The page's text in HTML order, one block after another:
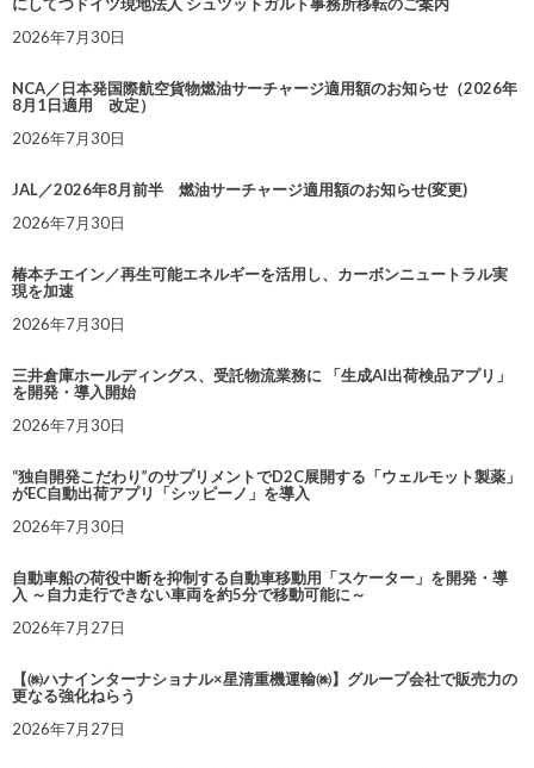
2026年7月30日
NCA／日本発国際航空貨物燃油サーチャージ適用額のお知らせ（2026年
8月1日適用 改定）
2026年7月30日
JAL／2026年8月前半 燃油サーチャージ適用額のお知らせ(変更)
2026年7月30日
椿本チエイン／再生可能エネルギーを活用し、カーボンニュートラル実
現を加速
2026年7月30日
三井倉庫ホールディングス、受託物流業務に 「生成AI出荷検品アプリ」
を開発・導入開始
2026年7月30日
“独自開発こだわり”のサプリメントでD2C展開する「ウェルモット製薬」
がEC自動出荷アプリ「シッピーノ」を導入
2026年7月30日
自動車船の荷役中断を抑制する自動車移動用「スケーター」を開発・導
入 ～自力走行できない車両を約5分で移動可能に～
2026年7月27日
【㈱ハナインターナショナル×星清重機運輸㈱】グループ会社で販売力の
更なる強化ねらう
2026年7月27日